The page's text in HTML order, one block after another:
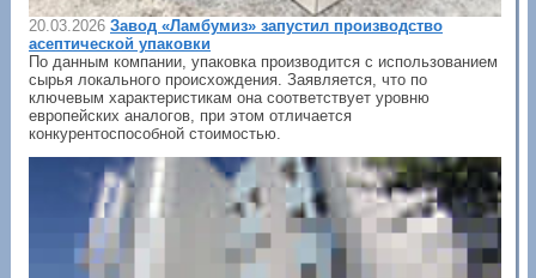
20.03.2026 Завод «Ламбумиз» запустил производство
асептической упаковки
По данным компании, упаковка производится с использованием
сырья локального происхождения. Заявляется, что по
ключевым характеристикам она соответствует уровню
европейских аналогов, при этом отличается
конкурентоспособной стоимостью.